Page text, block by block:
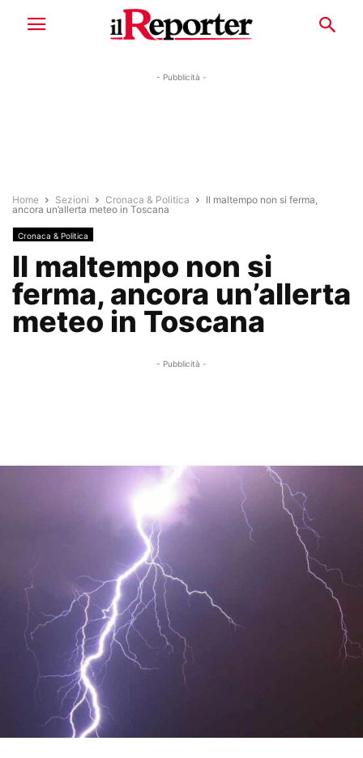
- Pubblicità -
Home Sezioni Cronaca & Politica
Il maltempo non si ferma,
ancora un’allerta meteo in Toscana
Cronaca & Politica
Il maltempo non si
ferma, ancora un’allerta
meteo in Toscana
- Pubblicità -